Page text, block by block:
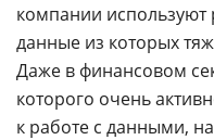
компании
данные из которых
Даже в финансовом
которого очень
к работе с данными,